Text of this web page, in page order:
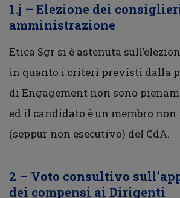
1.j – Elezione dei
amministrazione
Etica Sgr si è astenuta
in quanto i criteri previsti dalla
di Engagement non sono
ed il candidato è un membro
(seppur non esecutivo) del CdA.
2 – Voto consultivo
dei compensi ai Dirigenti